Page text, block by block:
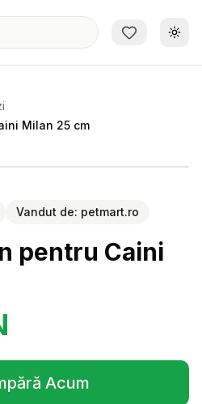
Milan 25 cm
Vandut de: petmart.ro
pentru Caini
Acum
(se deschide într-o filă